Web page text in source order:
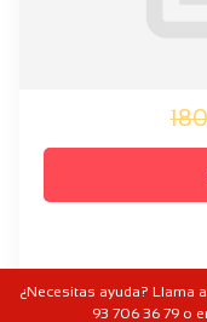
¿Necesitas ayuda? Llama
93 706 36 79 o